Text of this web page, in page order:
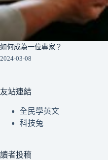
如何成為一位專家？
2024-03-08
友站連結
全民學英文
科技兔
讀者投稿